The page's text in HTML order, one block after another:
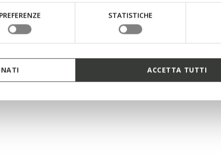
PREFERENZE STATISTICHE
ACCETTA TUTTI
PRIVACYLEGAL DO NOT SHARE MY PERSONAL INFORMATION